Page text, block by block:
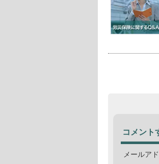
コメント
メールア